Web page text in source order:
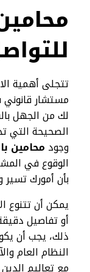
تتجلى أهمية
مستشار قانوني
لك من الجهل
الصحيحة التي
وجود محامين
الوقوع في
بأن أمورك تسير
يمكن أن تتنوع
أو تفاصيل
ذلك، يجب أن
النظام العام
مع تعاليم